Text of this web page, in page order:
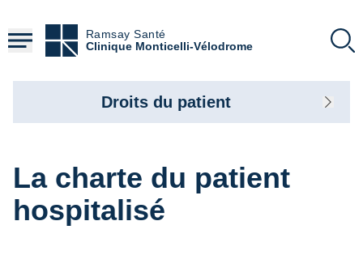
contenu
principal
Ramsay Santé
Clinique Monticelli-Vélodrome
La charte du patient
hospitalisé
Droits du patient